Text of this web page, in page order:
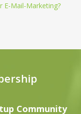
E-Mail-Marketing?
Community